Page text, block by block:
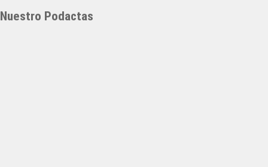
Nuestro Podactas